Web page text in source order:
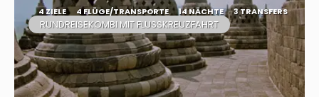
4 ZIELE 4 FLÜGE/TRANSPORTE 14 NÄCHTE 3 TRANSFERS
RUNDREISEKOMBI MIT FLUSSKREUZFAHRT